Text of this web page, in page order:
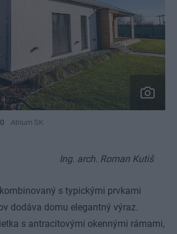
Atrium SK
Ing. arch. Roman Kutiš
s typickými prvkami
dodáva domu elegantný výraz.
s antracitovými okennými rámami,